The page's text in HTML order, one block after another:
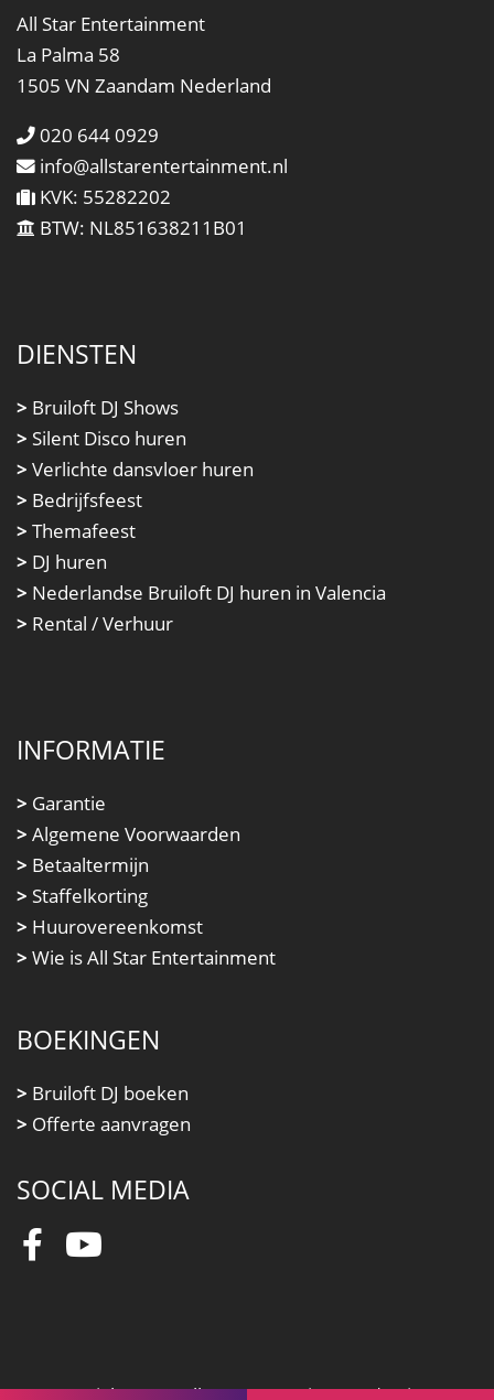
All Star Entertainment
La Palma 58
1505 VN Zaandam Nederland
020 644 0929
info@allstarentertainment.nl
KVK: 55282202
BTW: NL851638211B01
DIENSTEN
> Bruiloft DJ Shows
> Silent Disco huren
> Verlichte dansvloer huren
> Bedrijfsfeest
> Themafeest
> DJ huren
> Nederlandse Bruiloft DJ huren in Valencia
> Rental / Verhuur
INFORMATIE
> Garantie
> Algemene Voorwaarden
> Betaaltermijn
> Staffelkorting
> Huurovereenkomst
> Wie is All Star Entertainment
BOEKINGEN
> Bruiloft DJ boeken
> Offerte aanvragen
SOCIAL MEDIA
Copyright 2026 All Star Entertainment |Privacy